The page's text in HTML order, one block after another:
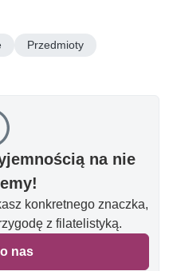
Przedmioty
na nie
konkretnego znaczka,
z filatelistyką.
nas